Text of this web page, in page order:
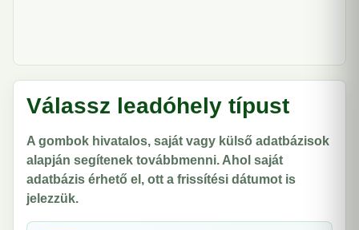
Válassz leadóhely típust
A gombok hivatalos, saját vagy külső adatbázisok
alapján segítenek továbbmenni. Ahol saját
adatbázis érhető el, ott a frissítési dátumot is
jelezzük.